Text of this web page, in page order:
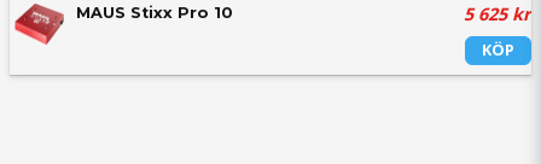
MAUS Stixx Pro 10 5 625 kr
KÖP